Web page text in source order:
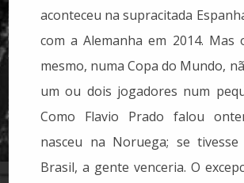
aconteceu na supracitada
com a Alemanha em 2014. Mas
mesmo, numa Copa do Mundo,
um ou dois jogadores num
Como Flavio Prado falou
nasceu na Noruega; se
Brasil, a gente venceria. O